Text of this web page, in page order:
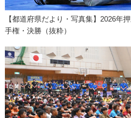
【都道府県だより・写真集】2026年
手権・決勝（抜粋）